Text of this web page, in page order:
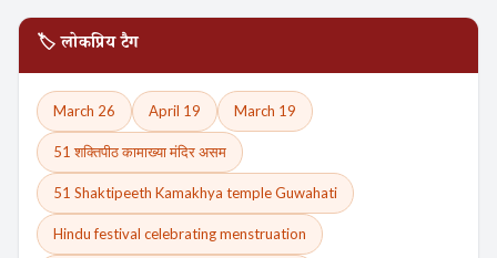
🏷️ लोकप्रिय टैग
March 26 April 19 March 19
51 शक्तिपीठ कामाख्या मंदिर असम
51 Shaktipeeth Kamakhya temple Guwahati
Hindu festival celebrating menstruation